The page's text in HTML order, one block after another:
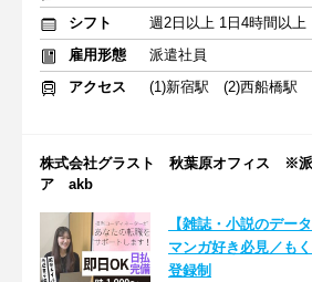
シフト
週2日以上 1日4時間以上
雇用形態
派遣社員
アクセス
(1)新宿駅 (2)西船橋駅
株式会社グラスト 秋葉原オフィス ※派
ア akb
【雑誌・小説のデー
マンガ好き必見／も
登録制